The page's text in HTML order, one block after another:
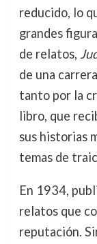
reducido, lo
grandes
de relatos,
de una
tanto por la
libro, que
sus historias
temas de
En 1934,
relatos que
reputación.